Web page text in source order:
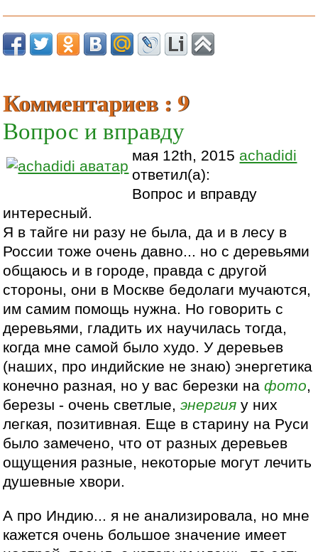
Комментариев : 9
Вопрос и вправду
мая 12th, 2015 achadidi
ответил(а):
Вопрос и вправду
интересный.
Я в тайге ни разу не была, да и в лесу в
России тоже очень давно... но с деревьями
общаюсь и в городе, правда с другой
стороны, они в Москве бедолаги мучаются,
им самим помощь нужна. Но говорить с
деревьями, гладить их научилась тогда,
когда мне самой было худо. У деревьев
(наших, про индийские не знаю) энергетика
конечно разная, но у вас березки нафото,
березы - очень светлые,энергия у них
легкая, позитивная. Еще в старину на Руси
было замечено, что от разных деревьев
ощущения разные, некоторые могут лечить
душевные хвори.
А про Индию... я не анализировала, но мне
кажется очень большое значение имеет